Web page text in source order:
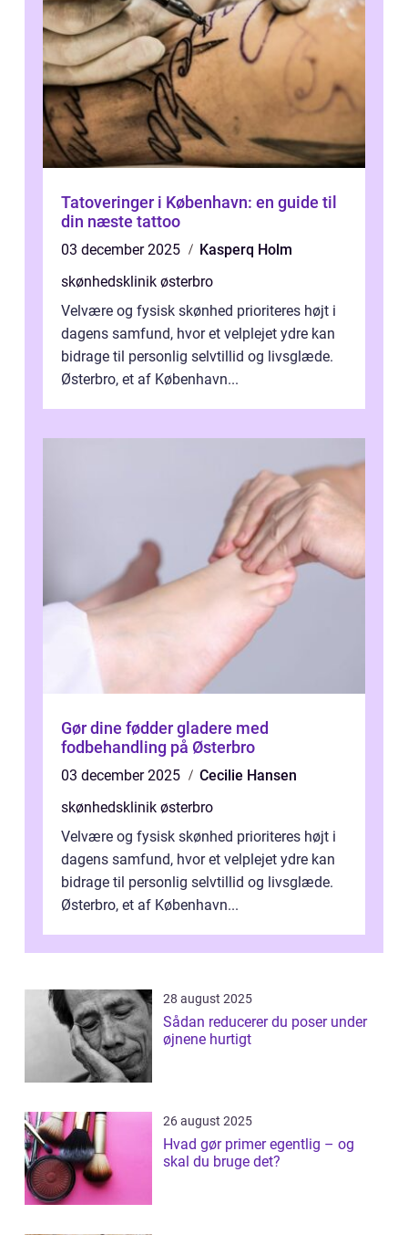
Tatoveringer i København: en guide til
din næste tattoo
03 december 2025
Kasperq Holm
skønhedsklinik østerbro
Velvære og fysisk skønhed prioriteres højt i
dagens samfund, hvor et velplejet ydre kan
bidrage til personlig selvtillid og livsglæde.
Østerbro, et af København...
Gør dine fødder gladere med
fodbehandling på Østerbro
03 december 2025
Cecilie Hansen
skønhedsklinik østerbro
Velvære og fysisk skønhed prioriteres højt i
dagens samfund, hvor et velplejet ydre kan
bidrage til personlig selvtillid og livsglæde.
Østerbro, et af København...
28 august 2025
Sådan reducerer du poser under
øjnene hurtigt
26 august 2025
Hvad gør primer egentlig – og
skal du bruge det?